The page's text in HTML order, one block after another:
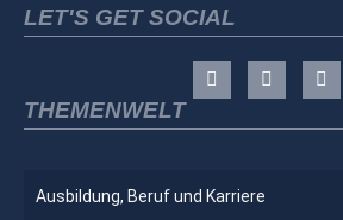
LET'S GET SOCIAL
THEMENWELT
Ausbildung, Beruf und Karriere